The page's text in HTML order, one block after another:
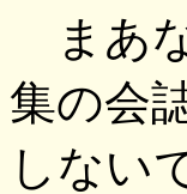
まあ
集の会
しない